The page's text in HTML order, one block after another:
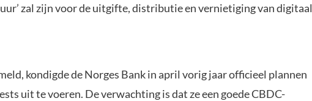
zal zijn voor de uitgifte, distributie en vernietiging van digitaal
kondigde de Norges Bank in april vorig jaar officieel plannen
uit te voeren. De verwachting is dat ze een goede CBDC-